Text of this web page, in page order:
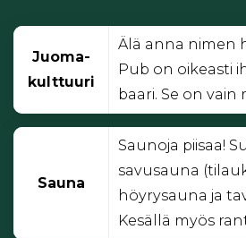
Juoma-
kulttuuri
Älä anna nimen
Pub on oikeasti
baari. Se on
Sauna
Saunoja piisaa!
savusauna
höyrysauna ja
Kesällä myös